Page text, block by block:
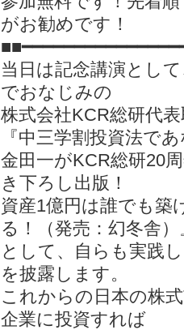
がお勧めです！
当日は記念講演とし
でおなじみの
株式会社KCR総研代
『中三学割投資法で
金田一がKCR総研20
き下ろし出版！
資産1億円は誰でも築
る！（発売：幻冬舎）
として、自らも実践
を披露します。
これからの日本の株
企業に投資すれば